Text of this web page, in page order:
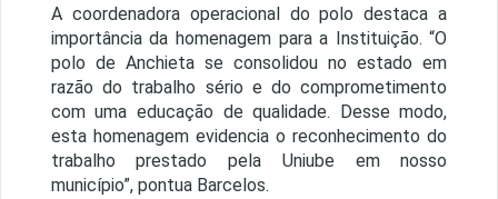
A coordenadora operacional do polo destaca a
importância da homenagem para a Instituição. “O
polo de Anchieta se consolidou no estado em
razão do trabalho sério e do comprometimento
com uma educação de qualidade. Desse modo,
esta homenagem evidencia o reconhecimento do
trabalho prestado pela Uniube em nosso
município”, pontua Barcelos.